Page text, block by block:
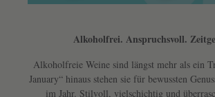
Text überspringen
Alkoholfrei. Anspruchsvoll.
Alkoholfreie Weine sind längst mehr als ein
January“ hinaus stehen sie für bewussten
im Jahr. Stilvoll, vielschichtig und